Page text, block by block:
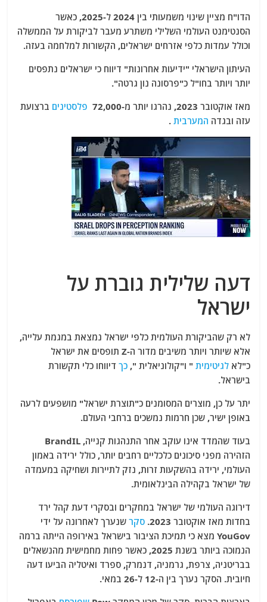
הדו"ח מציין שינוי משמעותי בין 2024 ל-2025, כאשר
הסנטימנט העולמי השלילי משתרע מעבר לביקורת על הממשלה
וכולל עמדות כלפי אזרחים ישראלים, הקשורות למלחמה בעזה.
העיתון הישראלי "ידיעות אחרונות" דיווח כי ישראלים נתפסים
יותר ויותר בחו"ל כ"פרסונה נון גרטה".
מאז אוקטובר 2023, נהרגו יותר מ-72,000 פלסטינים ברצועת
עזה ובגדה המערבית .
דעה שלילית גוברת על
ישראל
לא רק שהביקורת העולמית כלפי ישראל נמצאת במגמת עלייה,
אלא שיותר ויותר משיבים מדור ה-Z תופסים את ישראל
כ"לאלגיטימית " ו"קולוניאלית ",כך דיווחו כלי תקשורת
בישראל.
יתר על כן, מוצרים המסומנים כ"תוצרת ישראל" מושפעים לרעה
באופן ישיר, שכן חרמות נמשכים ברחבי העולם.
בעוד שהמדד אינו עוקב אחר התנהגות קנייה, BrandIL
הזהירה מפני סיכונים כלכליים רחבים יותר, כולל ירידה באמון
העולמי, ירידה בהשקעות זרות, נזק לתיירות ושחיקה במעמדה
של ישראל בקהילה הבינלאומית.
דירוגה העולמי של ישראל במחקרים ובסקרי דעת קהל ירד
בחדות מאז אוקטובר 2023.
סקר שנערך לאחרונה על ידי
YouGov מצא כי תמיכת הציבור בישראל באירופה הייתה ברמה
הנמוכה ביותר בשנת 2025, כאשר פחות מחמישית מהנשאלים
בבריטניה, צרפת, גרמניה, דנמרק, ספרד ואיטליה הביעו דעה
חיובית. הסקר נערך בין ה-12 ל-26 במאי.